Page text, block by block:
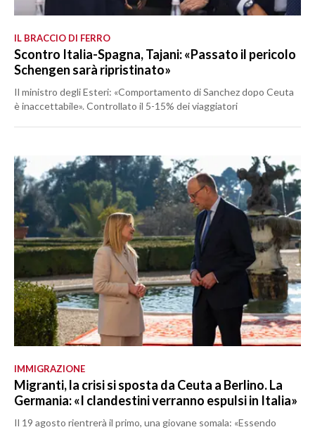
IL BRACCIO DI FERRO
Scontro Italia-Spagna, Tajani: «Passato il pericolo
Schengen sarà ripristinato»
Il ministro degli Esteri: «Comportamento di Sanchez dopo Ceuta
è inaccettabile». Controllato il 5-15% dei viaggiatori
IMMIGRAZIONE
Migranti, la crisi si sposta da Ceuta a Berlino. La
Germania: «I clandestini verranno espulsi in Italia»
Il 19 agosto rientrerà il primo, una giovane somala: «Essendo